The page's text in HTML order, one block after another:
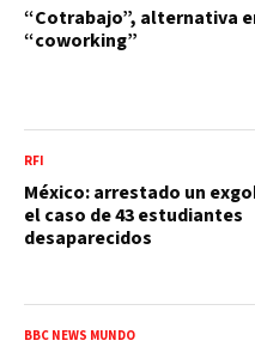
“Cotrabajo”, alternativa
“coworking”
RFI
México: arrestado un
el caso de 43 estudiantes
desaparecidos
BBC NEWS MUNDO